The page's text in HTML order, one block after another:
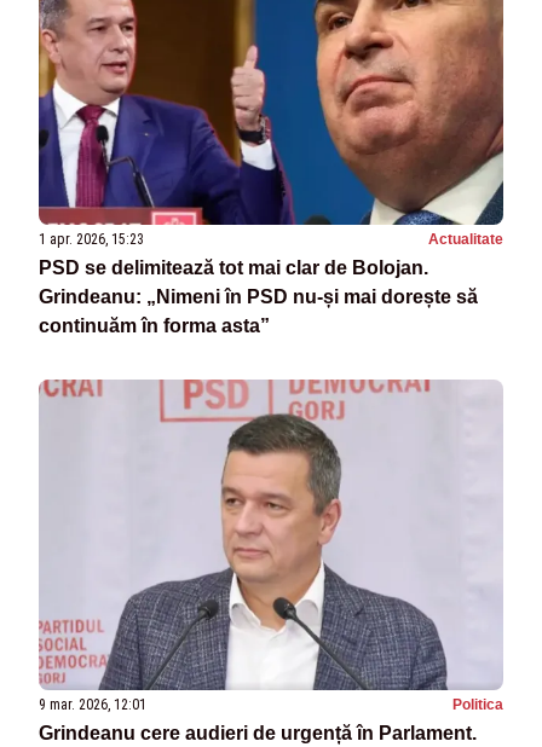
1 apr. 2026, 15:23 Actualitate
PSD se delimitează tot mai clar de Bolojan.
Grindeanu: „Nimeni în PSD nu-și mai dorește să
continuăm în forma asta”
9 mar. 2026, 12:01 Politica
Grindeanu cere audieri de urgență în Parlament.